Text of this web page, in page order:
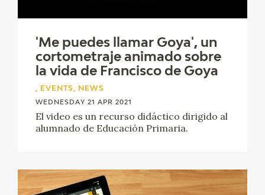
'Me puedes llamar Goya', un
cortometraje animado sobre
la vida de Francisco de Goya
, EVENTS, NEWS
WEDNESDAY 21 APR 2021
El video es un recurso didáctico dirigido al
alumnado de Educación Primaria.